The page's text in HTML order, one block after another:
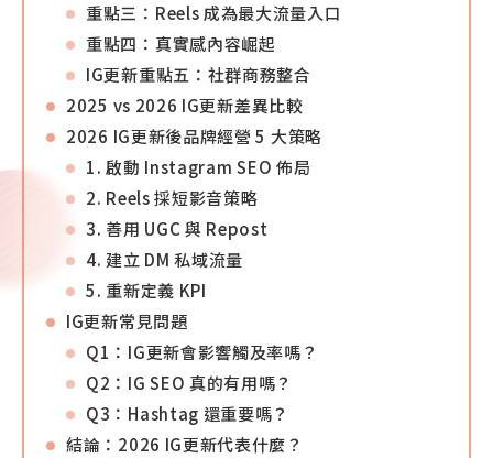
重點三：Reels 成為最大流量入口
重點四：真實感內容崛起
IG更新重點五：社群商務整合
2025 vs 2026 IG更新差異比較
2026 IG更新後品牌經營 5 大策略
1. 啟動 Instagram SEO 佈局
2. Reels 採短影音策略
3. 善用 UGC 與 Repost
4. 建立 DM 私域流量
5. 重新定義 KPI
IG更新常見問題
Q1：IG更新會影響觸及率嗎？
Q2：IG SEO 真的有用嗎？
Q3：Hashtag 還重要嗎？
結論：2026 IG更新代表什麼？